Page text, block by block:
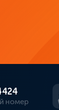
номер